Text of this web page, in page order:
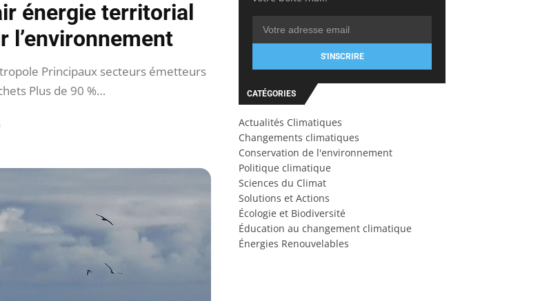
énergie territorial
l’environnement
Principaux secteurs émetteurs
Plus de 90 %…
S'INSCRIRE
CATÉGORIES
Actualités Climatiques
Changements climatiques
Conservation de l'environnement
Politique climatique
Sciences du Climat
Solutions et Actions
Écologie et Biodiversité
Éducation au changement climatique
Énergies Renouvelables